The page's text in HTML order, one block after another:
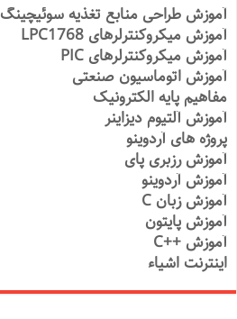
آموزش طراحی منابع تغذیه سوئیچینگ
آموزش میکروکنترلرهای LPC1768
آموزش میکروکنترلرهای PIC
آموزش اتوماسیون صنعتی
مفاهیم پایه الکترونیک
آموزش آلتیوم دیزاینر
پروژه های آردوینو
آموزش رزبری پای
آموزش آردوینو
آموزش زبان C
آموزش پایتون
آموزش ++C
اینترنت اشیاء